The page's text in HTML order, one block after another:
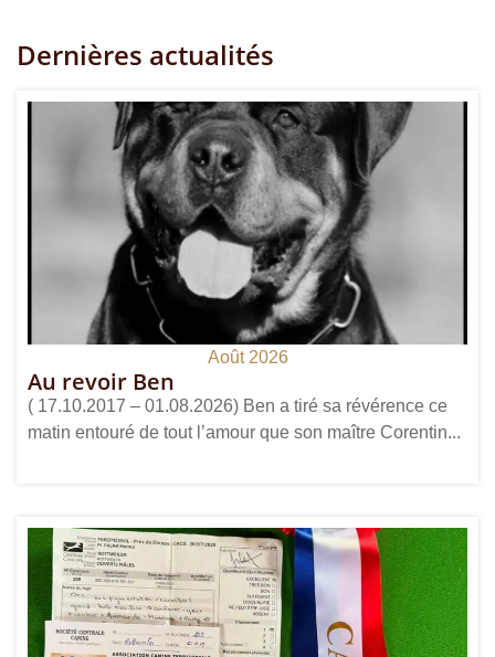
Dernières actualités
Août 2026
Au revoir Ben
( 17.10.2017 – 01.08.2026) Ben a tiré sa révérence ce
matin entouré de tout l’amour que son maître Corentin...